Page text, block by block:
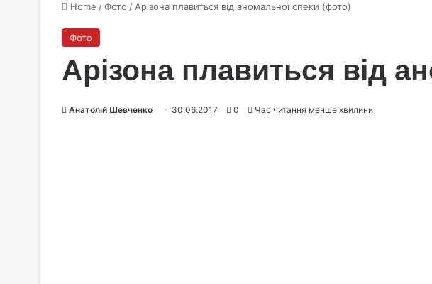
Home /Фото / Арізона плавиться від аномальної спеки (фото)
Фото
Арізона плавиться від
Анатолій Шевченко 30.06.2017 0 Час читання менше хвилини